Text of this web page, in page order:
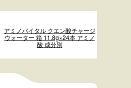
アミノバイタル クエン酸チャージ
ウォーター 箱 11.8g×24本 アミノ
酸 成分別